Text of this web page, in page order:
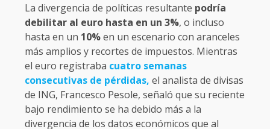
La divergencia de políticas resultante podría
debilitar al euro hasta en un 3%, o incluso
hasta en un 10%en un escenario con aranceles
más amplios y recortes de impuestos. Mientras
el euro registraba cuatro semanas
consecutivas de pérdidas, el analista de divisas
de ING, Francesco Pesole, señaló que su reciente
bajo rendimiento se ha debido más a la
divergencia de los datos económicos que al